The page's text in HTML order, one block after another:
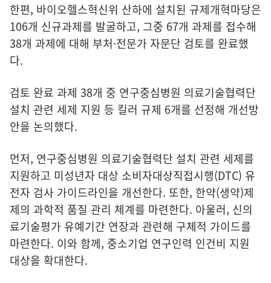
한편, 바이오헬스혁신위 산하에 설치된 규제개혁마당은
106개 신규과제를 발굴하고, 그중 67개 과제를 접수해
38개 과제에 대해 부처·전문가 자문단 검토를 완료했
다.
검토 완료 과제 38개 중 연구중심병원 의료기술협력단
설치 관련 세제 지원 등 킬러 규제 6개를 선정해 개선방
안을 논의했다.
먼저, 연구중심병원 의료기술협력단 설치 관련 세제를
지원하고 미성년자 대상 소비자대상직접시행(DTC) 유
전자 검사 가이드라인을 개선한다. 또한, 한약(생약)제
제의 과학적 품질 관리 체계를 마련한다. 아울러, 신의
료기술평가 유예기간 연장과 관련해 구체적 가이드를
마련한다. 이와 함께, 중소기업 연구인력 인건비 지원
대상을 확대한다.